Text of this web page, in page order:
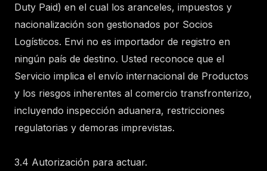
Duty Paid) en el cual los aranceles, impuestos y
nacionalización son gestionados por Socios
Logísticos. Envi no es importador de registro en
ningún país de destino. Usted reconoce que el
Servicio implica el envío internacional de Productos
y los riesgos inherentes al comercio transfronterizo,
incluyendo inspección aduanera, restricciones
regulatorias y demoras imprevistas.
3.4 Autorización para actuar.